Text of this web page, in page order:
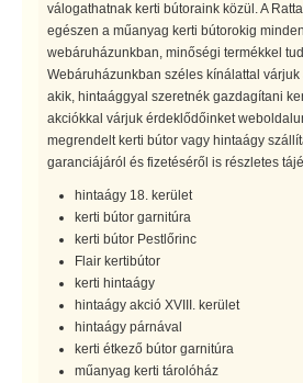
válogathatnak kerti bútoraink közül. A
egészen a műanyag kerti bútorokig
webáruházunkban, minőségi termékkel
Webáruházunkban széles kínálattal
akik, hintaággyal szeretnék gazdagítani
akciókkal várjuk érdeklődőinket
megrendelt kerti bútor vagy hintaágy
garanciájáról és fizetéséről is részletes
hintaágy 18. kerület
kerti bútor garnitúra
kerti bútor Pestlőrinc
Flair kertibútor
kerti hintaágy
hintaágy akció XVIII. kerület
hintaágy párnával
kerti étkező bútor garnitúra
műanyag kerti tárolóház